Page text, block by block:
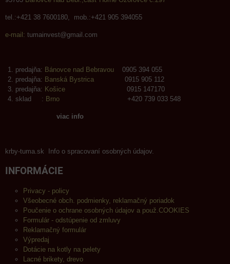
tel.:+421 38 7600180, mob.:+421 905 394055
e-mail: tumainvest@gmail.com
predajňa: Bánovce nad Bebravou 0905 394 055
predajňa: Banská Bystrica 0915 905 112
predajňa: Košice 0915 147170
sklad : Brno +420 739 033 548
viac info
krby-tuma.sk Info o spracovaní osobných údajov.
INFORMÁCIE
Privacy - policy
Všeobecné obch. podmienky, reklamačný poriadok
Poučenie o ochrane osobných údajov a použ.COOKIES
Formulár - odstúpenie od zmluvy
Reklamačný formulár
Výpredaj
Dotácie na kotly na pelety
Lacné brikety, drevo